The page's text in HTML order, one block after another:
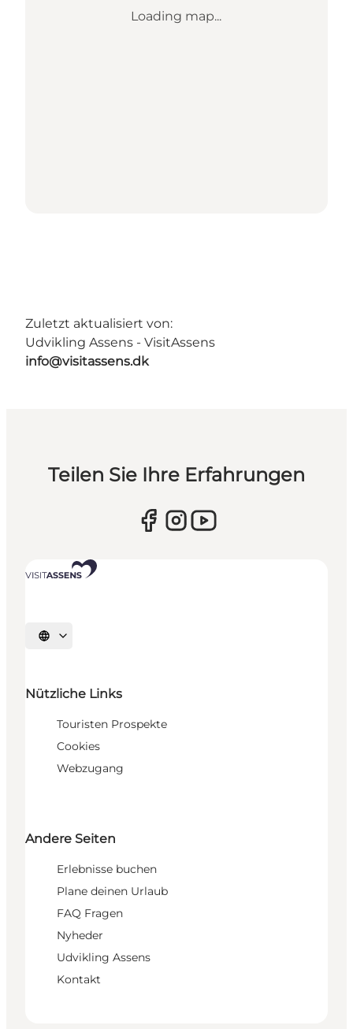
Loading map...
Zuletzt aktualisiert von:
Udvikling Assens - VisitAssens
info@visitassens.dk
Teilen Sie Ihre Erfahrungen
Sprache auswählen
Nützliche Links
Touristen Prospekte
Cookies
Webzugang
Andere Seiten
Erlebnisse buchen
Plane deinen Urlaub
FAQ Fragen
Nyheder
Udvikling Assens
Kontakt